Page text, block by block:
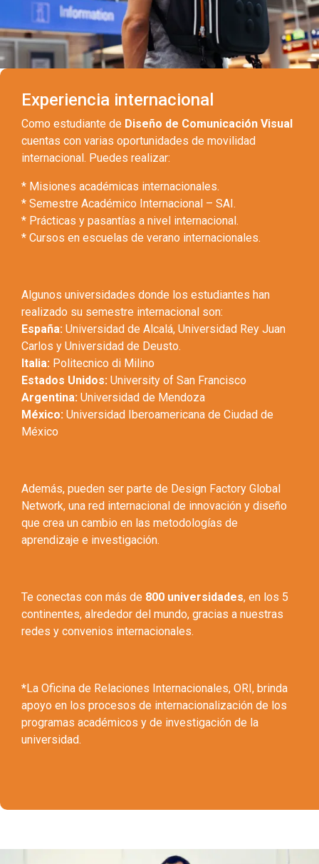
Experiencia internacional
Como estudiante de Diseño de Comunicación Visual
cuentas con varias oportunidades de movilidad
internacional. Puedes realizar:
* Misiones académicas internacionales.
* Semestre Académico Internacional – SAI.
* Prácticas y pasantías a nivel internacional.
* Cursos en escuelas de verano internacionales.
Algunos universidades donde los estudiantes han
realizado su semestre internacional son:
España: Universidad de Alcalá, Universidad Rey Juan
Carlos y Universidad de Deusto.
Italia: Politecnico di Milino
Estados Unidos: University of San Francisco
Argentina: Universidad de Mendoza
México: Universidad Iberoamericana de Ciudad de
México
Además, pueden ser parte de Design Factory Global
Network, una red internacional de innovación y diseño
que crea un cambio en las metodologías de
aprendizaje e investigación.
Te conectas con más de 800 universidades, en los 5
continentes, alrededor del mundo, gracias a nuestras
redes y convenios internacionales.
*La Oficina de Relaciones Internacionales, ORI, brinda
apoyo en los procesos de internacionalización de los
programas académicos y de investigación de la
universidad.